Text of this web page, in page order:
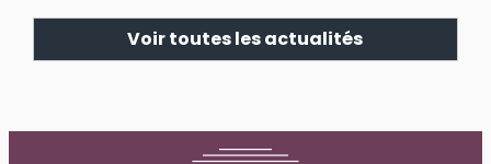
Voir toutes les actualités